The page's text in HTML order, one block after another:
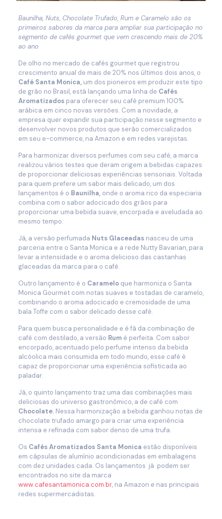
Baunilha, Nuts, Chocolate Trufado, Rum e Caramelo são os
primeiros sabores da marca para ampliar sua participação no
segmento de cafés gourmet que vem crescendo mais de 20%
ao ano
De olho no mercado de cafés gourmet que registrou
crescimento anual de mais de 20% nos últimos dois anos, o
Café Santa Monica,um dos pioneiros em produzir este tipo
de grão no Brasil, está lançando uma linha de Cafés
Aromatizados para oferecer seu café premium 100%
arábica em cinco novas versões. Com a novidade, a
empresa quer expandir sua participação nesse segmento e
desenvolver novos produtos que serão comercializados
em seu e-commerce, na Amazon e em redes varejistas.
Para harmonizar diversos perfumes com seu café, a marca
realizou vários testes que deram origem a bebidas capazes
de proporcionar deliciosas experiências sensoriais. Voltada
para quem prefere um sabor mais delicado, um dos
lançamentos é o Baunilha,onde o aroma rico da especiaria
combina com o sabor adocicado dos grãos para
proporcionar uma bebida suave, encorpada e aveludada ao
mesmo tempo.
Já, a versão perfumada Nuts Glaceadasnasceu de uma
parceria entre o Santa Monica e a rede Nutty Bavarian, para
levar a intensidade e o aroma delicioso das castanhas
glaceadas da marca para o café.
Outro lançamento é o Carameloque harmoniza o Santa
Monica Gourmet com notas suaves e tostadas de caramelo,
combinando o aroma adocicado e cremosidade de uma
bala Toffe com o sabor delicado desse café.
Para quem busca personalidade e é fã da combinação de
café com destilado, a versão Rumé perfeita. Com sabor
encorpado, acentuado pelo perfume intenso da bebida
alcóolica mais consumida em todo mundo, esse café é
capaz de proporcionar uma experiência sofisticada ao
paladar.
Já, o quinto lançamento traz uma das combinações mais
deliciosas do universo gastronômico, a de café com
Chocolate.Nessa harmonização a bebida ganhou notas de
chocolate trufado amargo para criar uma experiência
intensa e refinada com sabor denso de uma trufa.
Os Cafés Aromatizados Santa Monica estão disponíveis
em cápsulas de alumínio acondicionadas em embalagens
com dez unidades cada. Os lançamentos já podem ser
encontrados no site da marca
www.cafesantamonica.com.br, na Amazon e nas principais
redes supermercadistas.